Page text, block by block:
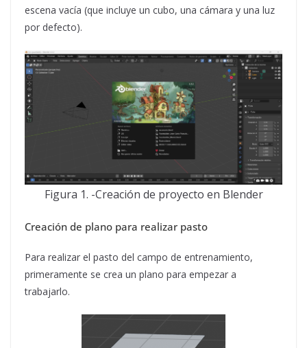
escena vacía (que incluye un cubo, una cámara y una luz
por defecto).
Figura 1. -Creación de proyecto en Blender
Creación de plano para realizar pasto
Para realizar el pasto del campo de entrenamiento,
primeramente se crea un plano para empezar a
trabajarlo.